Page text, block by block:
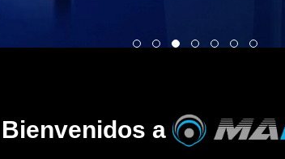
Bienvenidos a